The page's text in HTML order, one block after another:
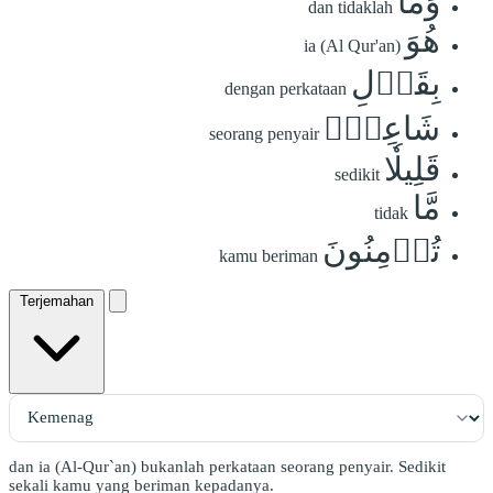
dan tidaklah
هُوَ ia (Al Qur'an)
بِقَوۡلِ dengan perkataan
شَاعِرٖۚ seorang penyair
قَلِيلٗا sedikit
مَّا tidak
تُؤۡمِنُونَ kamu beriman
Terjemahan
dan ia (Al-Qur`an) bukanlah perkataan seorang penyair. Sedikit
sekali kamu yang beriman kepadanya.